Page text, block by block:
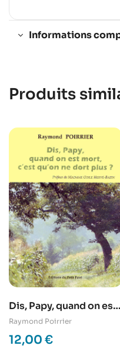
Informations
Produits
Dis, Papy, quand on est
mort, c’est qu’on ne
dort plus ?
Raymond Poirrier
12,00 €